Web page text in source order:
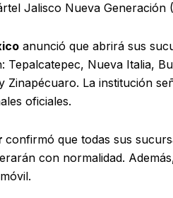
Jalisco Nueva Generación
anunció que abrirá sus
Tepalcatepec, Nueva Italia,
Zinapécuaro. La institución
oficiales.
confirmó que todas sus
con normalidad.